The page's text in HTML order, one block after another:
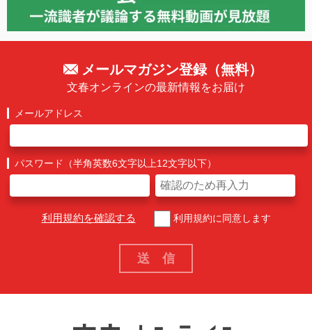
メールマガジン登録（無料）
文春オンラインの最新情報をお届け
メールアドレス
パスワード（半角英数6文字以上12文字以下）
利用規約を確認する 利用規約に同意します